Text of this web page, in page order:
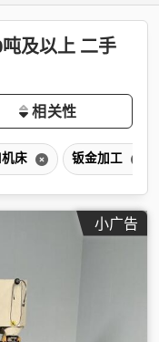
及以上 二手
相关性
床 钣金加工
小广告